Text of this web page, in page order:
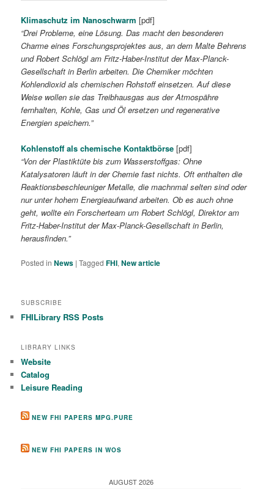
Klimaschutz im Nanoschwarm [pdf]
“Drei Probleme, eine Lösung. Das macht den besonderen
Charme eines Forschungsprojektes aus, an dem Malte Behrens
und Robert Schlögl am Fritz-Haber-Institut der Max-Planck-
Gesellschaft in Berlin arbeiten. Die Chemiker möchten
Kohlendioxid als chemischen Rohstoff einsetzen. Auf diese
Weise wollen sie das Treibhausgas aus der Atmospähre
fernhalten, Kohle, Gas und Öl ersetzen und regenerative
Energien speichern.”
Kohlenstoff als chemische Kontaktbörse [pdf]
“Von der Plastiktüte bis zum Wasserstoffgas: Ohne
Katalysatoren läuft in der Chemie fast nichts. Oft enthalten die
Reaktionsbeschleuniger Metalle, die machnmal selten sind oder
nur unter hohem Energieaufwand arbeiten. Ob es auch ohne
geht, wollte ein Forscherteam um Robert Schlögl, Direktor am
Fritz-Haber-Institut der Max-Planck-Gesellschaft in Berlin,
herausfinden.”
Posted in News |Tagged FHI,New article
SUBSCRIBE
FHILibrary RSS Posts
LIBRARY LINKS
Website
Catalog
Leisure Reading
NEW FHI PAPERS MPG.PURE
NEW FHI PAPERS IN WOS
AUGUST 2026